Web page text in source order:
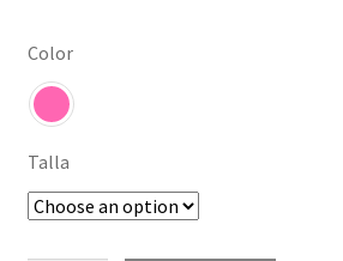
Color
Talla